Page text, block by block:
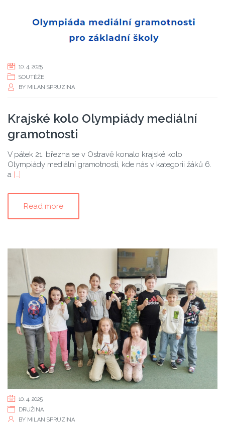
10. 4. 2025
SOUTĚŽE
BY MILAN SPRUZINA
Krajské kolo Olympiády mediální
gramotnosti
V pátek 21. března se v Ostravě konalo krajské kolo
Olympiády mediální gramotnosti, kde nás v kategorii žáků 6.
a […]
Read more
10. 4. 2025
DRUŽINA
BY MILAN SPRUZINA